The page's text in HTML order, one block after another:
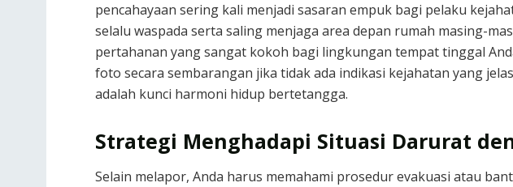
pencahayaan sering kali menjadi sasaran empuk bagi pelaku
selalu waspada serta saling menjaga area depan rumah masing-
pertahanan yang sangat kokoh bagi lingkungan tempat tinggal
foto secara sembarangan jika tidak ada indikasi kejahatan yang
adalah kunci harmoni hidup bertetangga.
Strategi Menghadapi Situasi Darurat
Selain melapor, Anda harus memahami prosedur evakuasi atau